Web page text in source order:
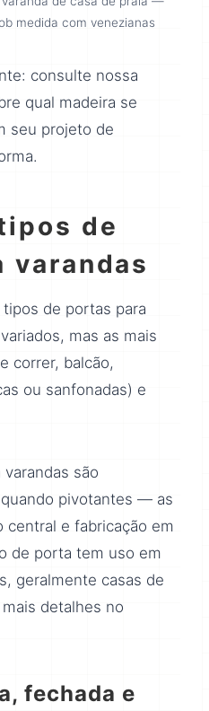
medida com venezianas
consulte nossa
qual madeira se
seu projeto de
de
varandas
de portas para
mas as mais
correr, balcão,
ou sanfonadas) e
são
pivotantes — as
central e fabricação em
de porta tem uso em
geralmente casas de
detalhes no
fechada e